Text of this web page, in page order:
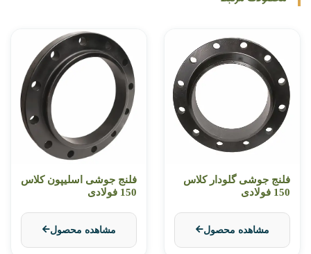
فلنج جوشی گلودار کلاس
150 فولادی
مشاهده محصول
فلنج جوشی اسلیپون کلاس
150 فولادی
مشاهده محصول